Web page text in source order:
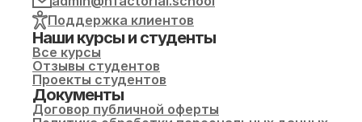
Поддержка клиентов
Наши курсы и студенты
Все курсы
Отзывы студентов
Проекты студентов
Документы
Договор публичной оферты